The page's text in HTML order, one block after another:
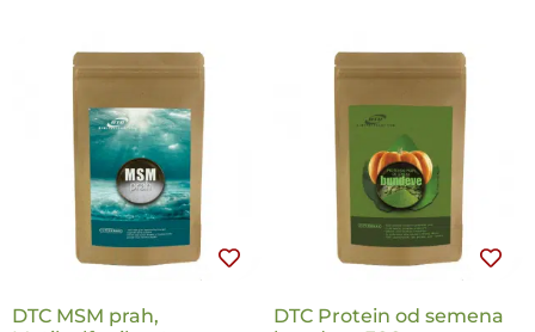
DTC MSM prah,
DTC Protein od semena